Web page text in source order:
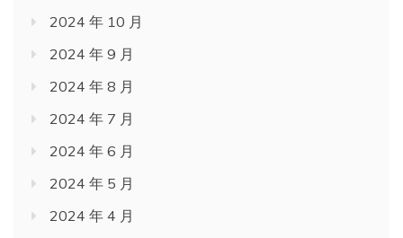
2024 年 10 月
2024 年 9 月
2024 年 8 月
2024 年 7 月
2024 年 6 月
2024 年 5 月
2024 年 4 月